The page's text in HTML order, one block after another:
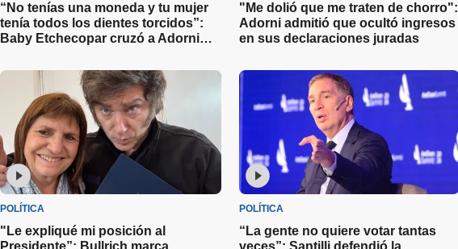
“No tenías una moneda y tu mujer
tenía todos los dientes torcidos”:
Baby Etchecopar cruzó a Adorni
declaración jurada
"Me dolió que me traten de chorro":
Adorni admitió que ocultó ingresos
en sus declaraciones juradas
POLÍTICA
"Le expliqué mi posición al
Presidente”: Bullrich marca
POLÍTICA
“La gente no quiere votar tantas
veces”: Santilli defendió la